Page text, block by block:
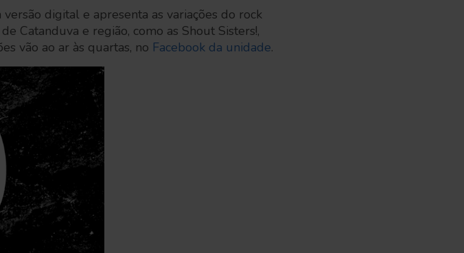
versão digital e apresenta as variações do rock
Catanduva e região, como as Shout Sisters!,
vão ao ar às quartas, no Facebook da unidade.